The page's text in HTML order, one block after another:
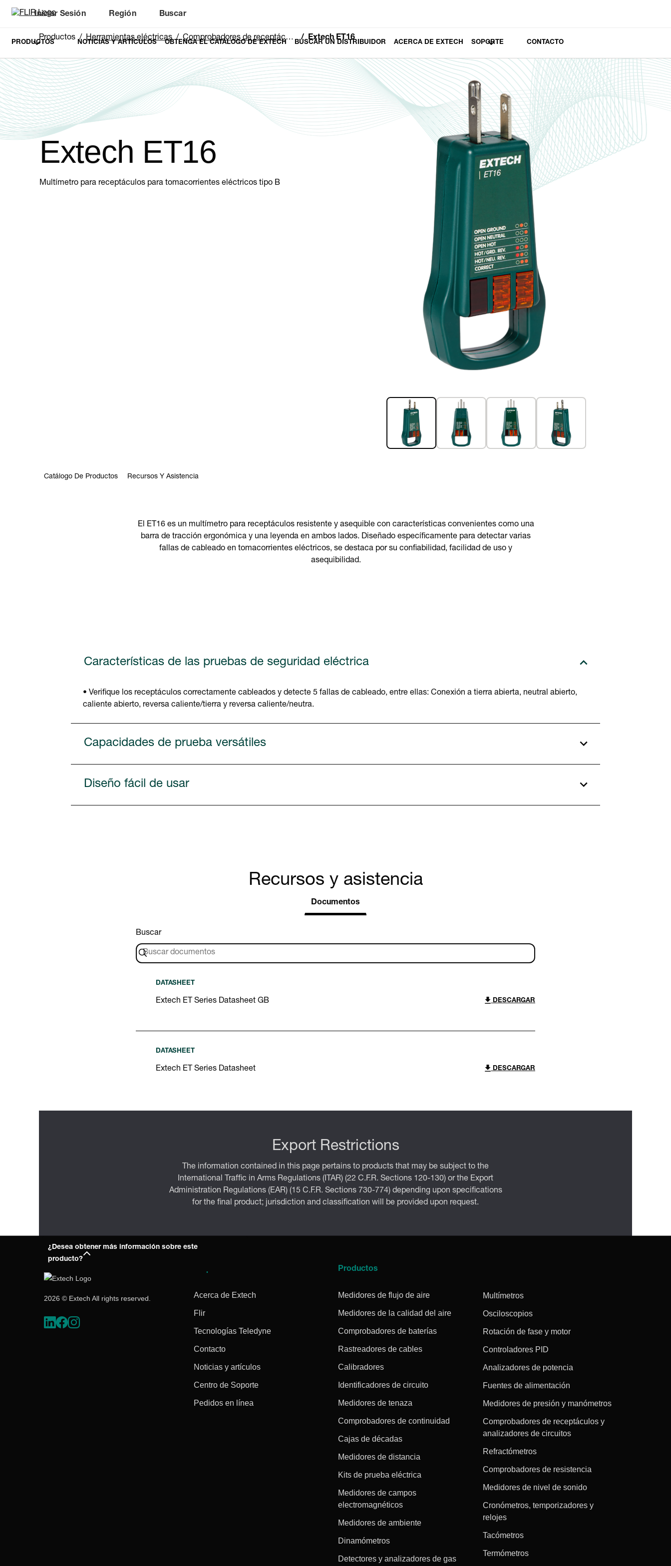
Iniciar Sesión Región Buscar
PRODUCTOS NOTICIAS Y ARTÍCULOS OBTENGA EL CATÁLOGO DE EXTECH BUSCAR UN DISTRIBUIDOR ACERCA DE EXTECH SOPORTE CONTACTO
Productos Herramientas eléctricas Comprobadores de receptáculos y analizadores de circuitos Extech ET16
Extech ET16
Multímetro para receptáculos para tomacorrientes eléctricos tipo B
Catálogo De Productos Recursos Y Asistencia
El ET16 es un multímetro para receptáculos resistente y asequible con características convenientes como una
barra de tracción ergonómica y una leyenda en ambos lados. Diseñado específicamente para detectar varias
fallas de cableado en tomacorrientes eléctricos, se destaca por su confiabilidad, facilidad de uso y
asequibilidad.
Características de las pruebas de seguridad eléctrica
• Verifique los receptáculos correctamente cableados y detecte 5 fallas de cableado, entre ellas: Conexión a tierra abierta, neutral abierto,
caliente abierto, reversa caliente/tierra y reversa caliente/neutra.
Capacidades de prueba versátiles
Diseño fácil de usar
Recursos y asistencia
Documentos
Buscar
DATASHEET
Extech ET Series Datasheet GB DESCARGAR
DATASHEET
Extech ET Series Datasheet DESCARGAR
Export Restrictions
The information contained in this page pertains to products that may be subject to the
International Traffic in Arms Regulations (ITAR) (22 C.F.R. Sections 120-130) or the Export
Administration Regulations (EAR) (15 C.F.R. Sections 730-774) depending upon specifications
for the final product; jurisdiction and classification will be provided upon request.
¿Desea obtener más información sobre este
producto?
2026 © Extech All rights reserved. Acerca de Extech
Flir
Tecnologías Teledyne
Contacto
Noticias y artículos
Centro de Soporte
Pedidos en línea
Productos
Medidores de flujo de aire
Medidores de la calidad del aire
Comprobadores de baterías
Rastreadores de cables
Calibradores
Identificadores de circuito
Medidores de tenaza
Comprobadores de continuidad
Cajas de décadas
Medidores de distancia
Kits de prueba eléctrica
Medidores de campos
electromagnéticos
Medidores de ambiente
Dinamómetros
Detectores y analizadores de gas
Multímetros
Osciloscopios
Rotación de fase y motor
Controladores PID
Analizadores de potencia
Fuentes de alimentación
Medidores de presión y manómetros
Comprobadores de receptáculos y
analizadores de circuitos
Refractómetros
Comprobadores de resistencia
Medidores de nivel de sonido
Cronómetros, temporizadores y
relojes
Tacómetros
Termómetros